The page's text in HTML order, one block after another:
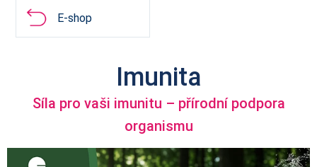
E-shop
Imunita
Síla pro vaši imunitu – přírodní podpora
organismu